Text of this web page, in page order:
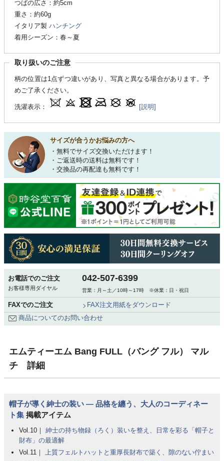
つばの広さ：約5cm
重さ：約60g
イタリア製 ハンチング
着用シーズン：春～夏
取り扱いのご注意
柄の位置は1点ずつ違いがあり、写真と異なる場合があります。予
めご了承ください。
洗濯表示： [説明]
サイズが合うかお悩みの方へ
・無料でサイズ交換いただけます！
・ご返送時の送料は無料です！
・交換品の再配達も無料です！
お電話でのご注文
お客様専用ダイヤル
042-507-6399
営業：月～土／10時～17時 ※休業：日・祝日
FAXでのご注文
FAX注文用紙をダウンロード
商品についてのお問い合わせ
エムティーエム Bang FULL（バング フル） マル
チ 詳細
帽子が導く紳士の装い ― 品格を纏う、大人のコーディネー
ト集 掲載アイテム
Vol.10｜ 紳士の持ち物録（ろく）装いを整え、日常を彩る「帽子と
財布」の最適解
Vol.11｜ 上質フェルトハットと重厚長財布で築く、隙のない佇まい